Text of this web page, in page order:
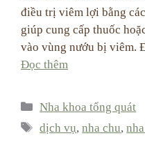
điều trị viêm lợi bằng
giúp cung cấp thuốc
vào vùng nướu bị viêm.
Đọc thêm
Categories
Nha khoa tổng quát
Tags
dịch vụ,nha chu,